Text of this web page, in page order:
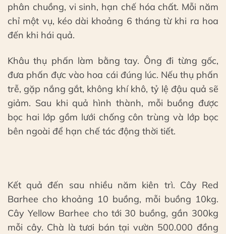
phân chuồng, vi sinh, hạn chế hóa chất. Mỗi năm
chỉ một vụ, kéo dài khoảng 6 tháng từ khi ra hoa
đến khi hái quả.
Khâu thụ phấn làm bằng tay. Ông đi từng gốc,
đưa phấn đực vào hoa cái đúng lúc. Nếu thụ phấn
trễ, gặp nắng gắt, không khí khô, tỷ lệ đậu quả sẽ
giảm. Sau khi quả hình thành, mỗi buồng được
bọc hai lớp gồm lưới chống côn trùng và lớp bọc
bên ngoài để hạn chế tác động thời tiết.
Kết quả đến sau nhiều năm kiên trì. Cây Red
Barhee cho khoảng 10 buồng, mỗi buồng 10kg.
Cây Yellow Barhee cho tới 30 buồng, gần 300kg
mỗi cây. Chà là tươi bán tại vườn 500.000 đồng